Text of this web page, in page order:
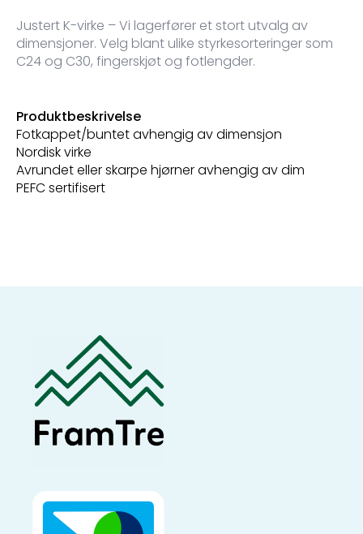
Justert K-virke – Vi lagerfører et stort utvalg av
dimensjoner. Velg blant ulike styrkesorteringer som
C24 og C30, fingerskjøt og fotlengder.
Produktbeskrivelse
Fotkappet/buntet avhengig av dimensjon
Nordisk virke
Avrundet eller skarpe hjørner avhengig av dim
PEFC sertifisert